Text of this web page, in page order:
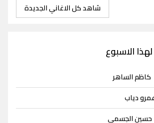
شاهد كل الاغاني الجديدة
الاسبوع
كاظم الساهر
دياب
حسين الجسمي